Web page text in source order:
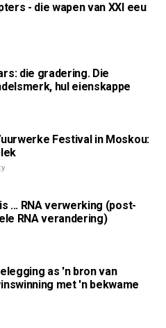
- die wapen van XXI eeu
die gradering. Die
hul eienskappe
Festival in Moskou:
... RNA verwerking (post-
RNA verandering)
as 'n bron van
met 'n bekwame